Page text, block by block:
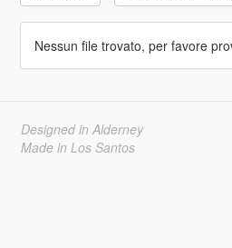
Nessun file trovato, per favore
Designed in Alderney
Made in Los Santos